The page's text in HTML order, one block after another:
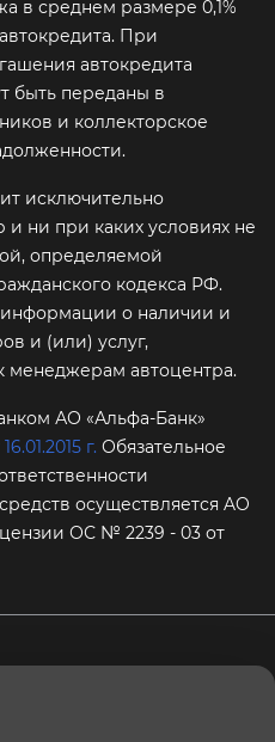
в среднем размере 0,1%
При
автокредита
быть переданы в
и коллекторское
исключительно
ни при каких условиях не
определяемой
кодекса РФ.
о наличии и
и (или) услуг,
менеджерам автоцентра.
АО «Альфа-Банк»
г. Обязательное
осуществляется AO
ОС № 2239 - 03 от